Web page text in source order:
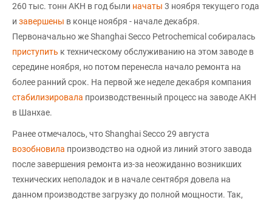
260 тыс. тонн АКН в год были начаты 3 ноября текущего года
и завершены в конце ноября - начале декабря.
Первоначально же Shanghai Secco Petrochemical собиралась
приступить к техническому обслуживанию на этом заводе в
середине ноября, но потом перенесла начало ремонта на
более ранний срок. На первой же неделе декабря компания
стабилизировала производственный процесс на заводе АКН
в Шанхае.
Ранее отмечалось, что Shanghai Secco 29 августа
возобновила производство на одной из линий этого завода
после завершения ремонта из-за неожиданно возникших
технических неполадок и в начале сентября довела на
данном производстве загрузку до полной мощности. Так,